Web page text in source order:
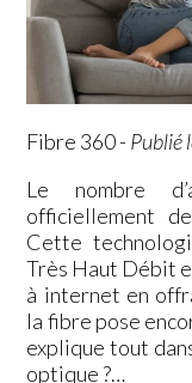
Fibre 360- Publié
Le nombre
officiellement
Cette
Très Haut Débit
à internet en
la fibre pose
explique tout
optique ?…